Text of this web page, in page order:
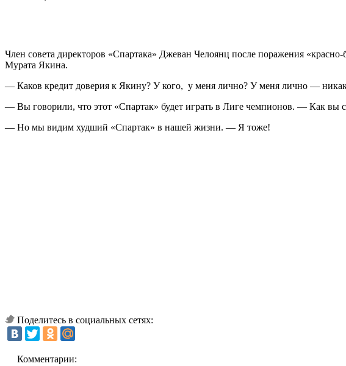
Член совета директоров «Спартака» Джеван Челоянц после поражения
Мурата Якина.
— Каков кредит доверия к Якину? У кого, у меня лично? У меня лично —
— Вы говорили, что этот «Спартак» будет играть в Лиге чемпионов. — Как вы
— Но мы видим худший «Спартак» в нашей жизни. — Я тоже!
Поделитесь в социальных сетях:
Комментарии: